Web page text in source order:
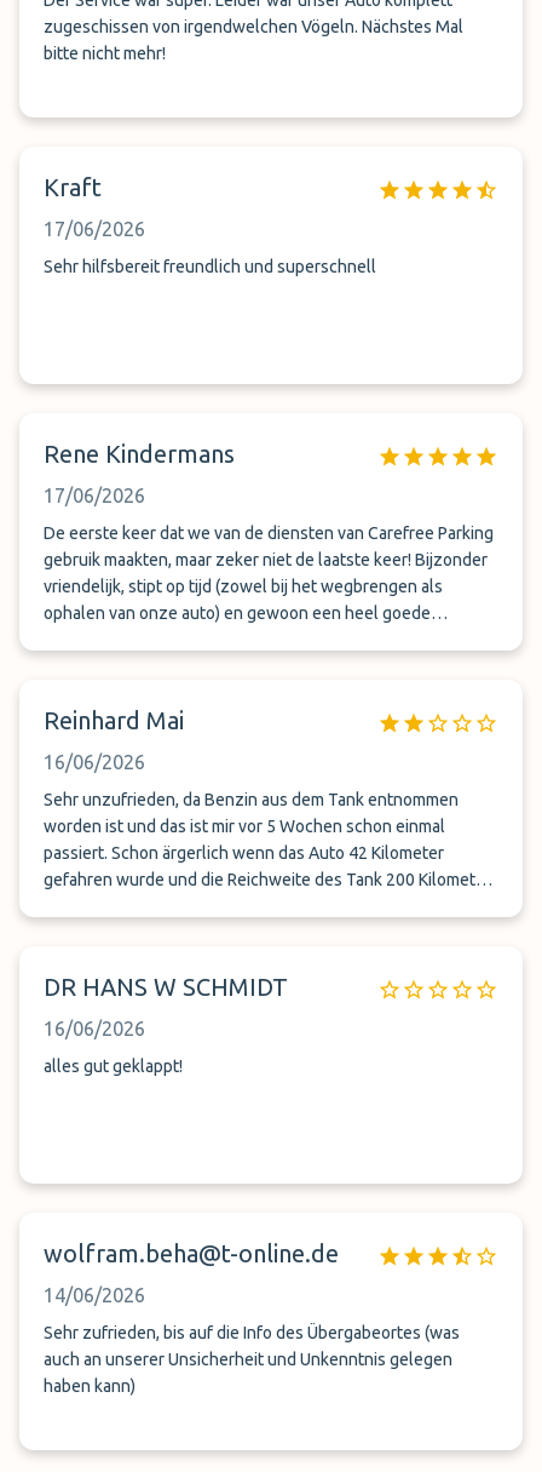
zugeschissen von irgendwelchen Vögeln. Nächstes Mal
bitte nicht mehr!
Kraft
17/06/2026
Sehr hilfsbereit freundlich und superschnell
Rene Kindermans
17/06/2026
De eerste keer dat we van de diensten van Carefree Parking
gebruik maakten, maar zeker niet de laatste keer! Bijzonder
vriendelijk, stipt op tijd (zowel bij het wegbrengen als
ophalen van onze auto) en gewoon een heel goede
Reinhard Mai
16/06/2026
Sehr unzufrieden, da Benzin aus dem Tank entnommen
worden ist und das ist mir vor 5 Wochen schon einmal
passiert. Schon ärgerlich wenn das Auto 42 Kilometer
gefahren wurde und die Reichweite des Tank 200 Kilometer
passiert ist.
DR HANS W SCHMIDT
16/06/2026
alles gut geklappt!
wolfram.beha@t-online.de
14/06/2026
Sehr zufrieden, bis auf die Info des Übergabeortes (was
auch an unserer Unsicherheit und Unkenntnis gelegen
haben kann)